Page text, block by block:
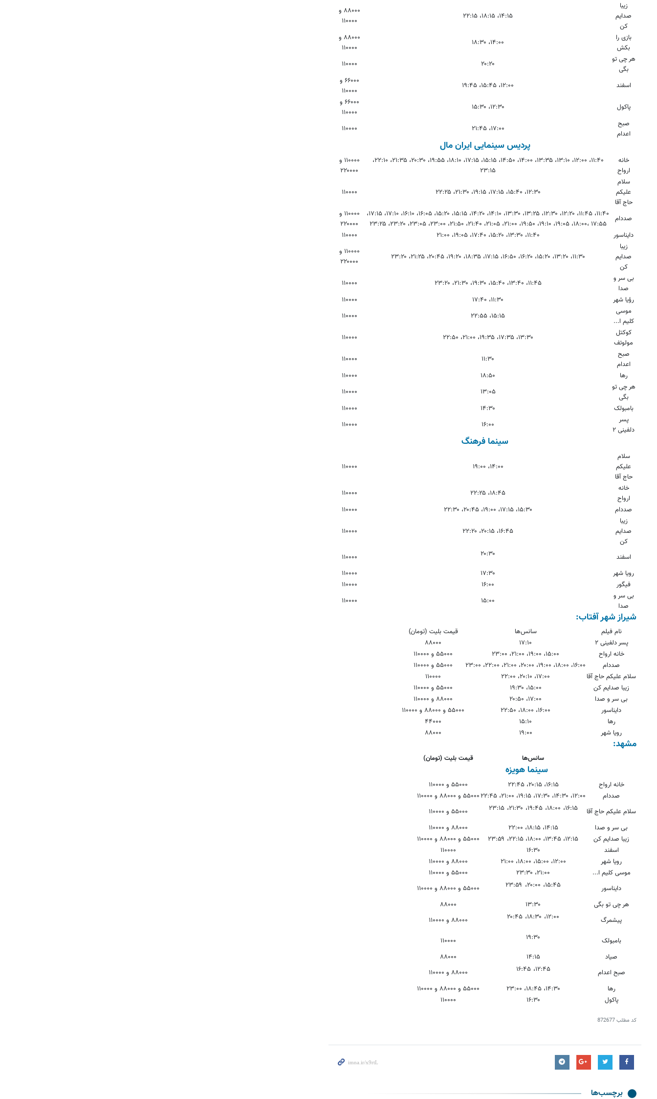
زیبا
صدایم
کن
۱۴:۱۵، ۱۸:۱۵، ۲۲:۱۵
۸۸۰۰۰ و
۱۱۰۰۰۰
بازی را
بکش
۱۴:۰۰، ۱۸:۳۰
۸۸۰۰۰ و
۱۱۰۰۰۰
هر چی تو
بگی
۲۰:۲۰ ۱۱۰۰۰۰
اسفند ۱۲:۰۰، ۱۵:۴۵، ۱۹:۴۵
۶۶۰۰۰ و
۱۱۰۰۰۰
پاکول
۱۲:۳۰، ۱۵:۳۰
۶۶۰۰۰ و
۱۱۰۰۰۰
صبح
اعدام
۱۷:۰۰، ۲۱:۴۵ ۱۱۰۰۰۰
پردیس سینمایی ایران مال
خانه
ارواح
۱۱:۴۰، ۱۲:۰۰، ۱۳:۱۰، ۱۳:۳۵، ۱۴:۰۰، ۱۴:۵۰، ۱۵:۱۵، ۱۷:۱۵، ۱۸:۱۰، ۱۹:۵۵، ۲۰:۳۰، ۲۱:۳۵، ۲۲:۱۰،
۲۳:۱۵
۱۱۰۰۰۰ و
۲۲۰۰۰۰
سلام
علیکم
حاج آقا
۱۲:۳۰، ۱۵:۴۰، ۱۷:۱۵، ۱۹:۱۵، ۲۱:۳۰، ۲۲:۲۵ ۱۱۰۰۰۰
صددام
۱۱:۴۰، ۱۱:۴۵، ۱۲:۲۰، ۱۲:۳۰، ۱۳:۲۵، ۱۳:۳۰، ۱۴:۱۰، ۱۴:۲۰، ۱۵:۱۵، ۱۵:۲۰، ۱۶:۰۵، ۱۶:۱۰، ۱۷:۱۰، ۱۷:۱۵،
۱۷:۵۵ ،۱۸:۰۰، ۱۹:۰۵، ۱۹:۱۰، ۱۹:۵۰، ۲۱:۰۰، ۲۱:۰۵، ۲۱:۴۰، ۲۱:۵۰، ۲۳:۰۰، ۲۳:۰۵، ۲۳:۲۰، ۲۳:۲۵
۱۱۰۰۰۰ و
۲۲۰۰۰۰
دایناسور
۱۱:۴۰، ۱۳:۳۰، ۱۵:۲۰، ۱۷:۴۰، ۱۹:۰۵، ۲۱:۰۰
۱۱۰۰۰۰
زیبا
صدایم
کن
۱۱:۳۰، ۱۳:۲۰، ۱۵:۲۰، ۱۶:۲۰، ۱۶:۵۰، ۱۷:۱۵، ۱۸:۳۵، ۱۹:۲۰، ۲۰:۴۵، ۲۱:۲۵، ۲۳:۲۰
۱۱۰۰۰۰ و
۲۲۰۰۰۰
بی سر و
صدا
۱۱:۴۵، ۱۳:۴۰، ۱۵:۴۰، ۱۹:۳۰، ۲۱:۳۰، ۲۳:۲۰
۱۱۰۰۰۰
رؤیا شهر
۱۱:۳۰، ۱۷:۴۰
۱۱۰۰۰۰
موسی
کلیم ا...
۱۵:۱۵، ۲۲:۵۵
۱۱۰۰۰۰
کوکتل
مولوتف
۱۳:۳۰، ۱۷:۳۵، ۱۹:۳۵، ۲۱:۰۰، ۲۲:۵۰
۱۱۰۰۰۰
صبح
اعدام
۱۱:۳۰
۱۱۰۰۰۰
رها
۱۸:۵۰
۱۱۰۰۰۰
هر چی تو
بگی
۱۳:۰۵
۱۱۰۰۰۰
بامبولک
۱۴:۳۰
۱۱۰۰۰۰
پسر
دلفینی ۲
۱۶:۰۰ ۱۱۰۰۰۰
سینما فرهنگ
سلام
علیکم
حاج آقا
۱۴:۰۰، ۱۹:۰۰ ۱۱۰۰۰۰
خانه
ارواح
۱۸:۴۵، ۲۲:۲۵
۱۱۰۰۰۰
صددام
۱۵:۳۰، ۱۷:۱۵، ۱۹:۰۰، ۲۰:۴۵، ۲۲:۳۰
۱۱۰۰۰۰
زیبا
صدایم
کن
۱۶:۴۵، ۲۰:۱۵، ۲۲:۲۰ ۱۱۰۰۰۰
اسفند ۲۰:۳۰
۱۱۰۰۰۰
رویا شهر
۱۷:۳۰
۱۱۰۰۰۰
فیگور
۱۶:۰۰
۱۱۰۰۰۰
بی سر و
صدا
۱۵:۰۰ ۱۱۰۰۰۰
شیراز شهر آفتاب:
نام فیلم سانس‌ها
قیمت بلیت (تومان)
پسر دلفینی ۲
۱۷:۱۰
۸۸۰۰۰
خانه ارواح
۱۵:۰۰، ۱۹:۰۰، ۲۱:۰۰، ۲۳:۰۰
۵۵۰۰۰ و ۱۱۰۰۰۰
صددام
۱۶:۰۰، ۱۸:۰۰، ۱۹:۰۰، ۲۰:۰۰، ۲۱:۰۰، ۲۲:۰۰، ۲۳:۰۰
۵۵۰۰۰ و ۱۱۰۰۰۰
سلام علیکم حاج آقا
۱۷:۰۰، ۲۰:۱۰، ۲۲:۰۰
۱۱۰۰۰۰
زیبا صدایم کن
۱۵:۰۰، ۱۹:۳۰
۵۵۰۰۰ و ۱۱۰۰۰۰
بی سر و صدا
۱۷:۰۰، ۲۰:۵۰
۸۸۰۰۰ و ۱۱۰۰۰۰
دایناسور
۱۶:۰۰، ۱۸:۰۰، ۲۲:۵۰
۵۵۰۰۰ و ۸۸۰۰۰ و ۱۱۰۰۰۰
رها
۱۵:۱۰
۴۴۰۰۰
رویا شهر
۱۹:۰۰ ۸۸۰۰۰
مشهد:
سانس‌ها قیمت بلیت (تومان)
سینما هویزه
خانه ارواح ۱۶:۱۵، ۲۰:۱۵، ۲۲:۴۵
۵۵۰۰۰ و ۱۱۰۰۰۰
صددام
۱۲:۰۰، ۱۴:۳۰، ۱۷:۳۰، ۱۹:۱۵، ۲۱:۰۰، ۲۲:۴۵
۵۵۰۰۰ و ۸۸۰۰۰ و ۱۱۰۰۰۰
سلام علیکم حاج آقا
۱۶:۱۵، ۱۸:۰۰، ۱۹:۴۵، ۲۱:۳۰، ۲۳:۱۵
۵۵۰۰۰ و ۱۱۰۰۰۰
بی سر و صدا
۱۴:۱۵، ۱۸:۱۵، ۲۲:۰۰
۸۸۰۰۰ و ۱۱۰۰۰۰
زیبا صدایم کن
۱۲:۱۵، ۱۳:۴۵، ۱۸:۰۰، ۲۲:۱۵، ۲۳:۵۹
۵۵۰۰۰ و ۸۸۰۰۰ و ۱۱۰۰۰۰
اسفند
۱۶:۳۰
۱۱۰۰۰۰
رویا شهر
۱۲:۰۰، ۱۵:۰۰، ۱۸:۰۰، ۲۱:۰۰
۸۸۰۰۰ و ۱۱۰۰۰۰
موسی کلیم ا...
۲۱:۰۰، ۲۳:۳۰
۵۵۰۰۰ و ۱۱۰۰۰۰
دایناسور
۱۵:۴۵، ۲۰:۰۰، ۲۳:۵۹
۵۵۰۰۰ و ۸۸۰۰۰ و ۱۱۰۰۰۰
هر چی تو بگی
۱۳:۳۰
۸۸۰۰۰
پیشمرگ
۱۲:۰۰، ۱۸:۳۰، ۲۰:۴۵ ۸۸۰۰۰ و ۱۱۰۰۰۰
بامبولک ۱۹:۳۰
۱۱۰۰۰۰
صیاد
۱۴:۱۵
۸۸۰۰۰
صبح اعدام
۱۲:۴۵، ۱۶:۴۵
۸۸۰۰۰ و ۱۱۰۰۰۰
رها
۱۴:۳۰، ۱۸:۴۵، ۲۳:۰۰
۵۵۰۰۰ و ۸۸۰۰۰ و ۱۱۰۰۰۰
پاکول
۱۶:۳۰ ۱۱۰۰۰۰
کد مطلب872677
برچسب‌ها